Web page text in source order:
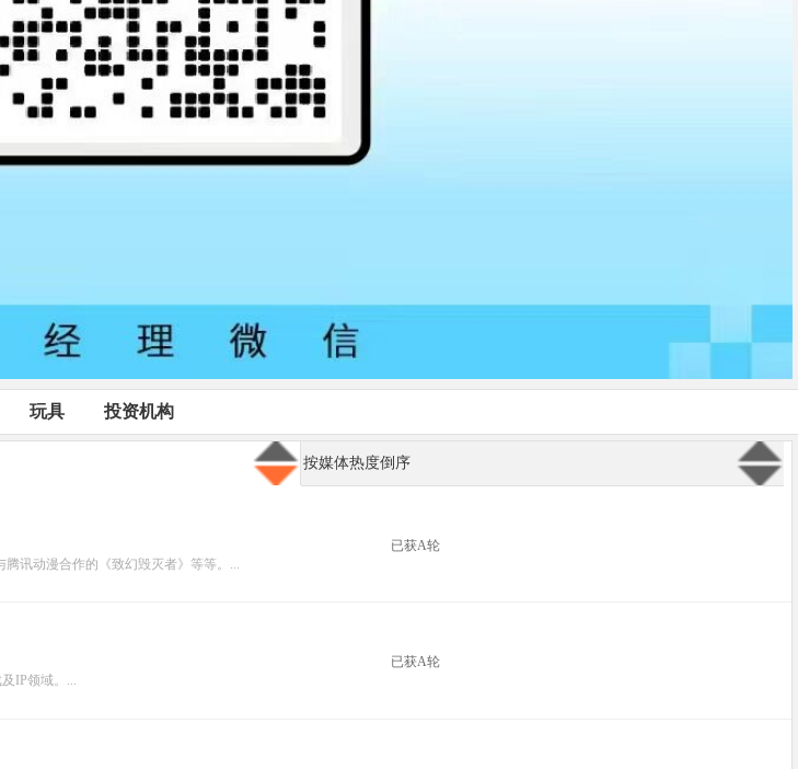
玩具 投资机构
按媒体热度倒序
已获A轮
讯动漫合作的《致幻毁灭者》等等。...
已获A轮
IP领域。...